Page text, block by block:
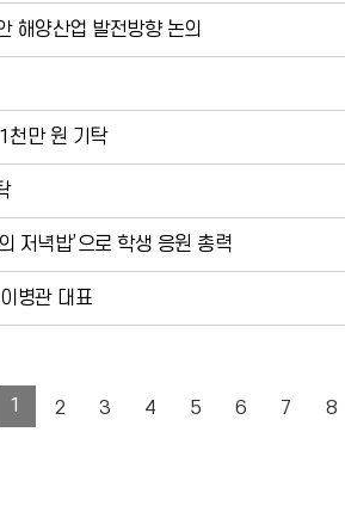
해양산업 발전방향 논의
천만 원 기탁
저녁밥’으로 학생 응원 총력
병관 대표
1 2 3 4 5 6 7 8